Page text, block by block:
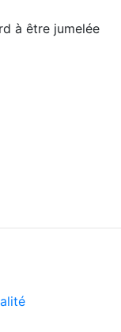
à être jumelée